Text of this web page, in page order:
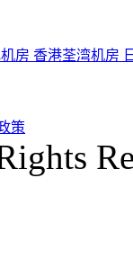
房 香港荃湾机房
策